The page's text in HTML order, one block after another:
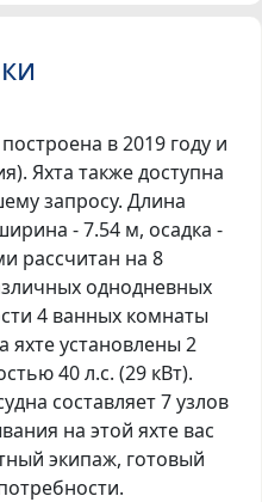
в 2019 году и
Яхта также доступна
запросу. Длина
- 7.54 м, осадка -
рассчитан на 8
однодневных
4 ванных комнаты
яхте установлены 2
40 л.с. (29 кВт).
составляет 7 узлов
на этой яхте вас
экипаж, готовый